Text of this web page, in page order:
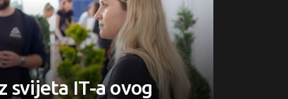
svijeta IT-a ovog